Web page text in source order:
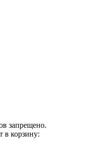
запрещено.
в корзину: